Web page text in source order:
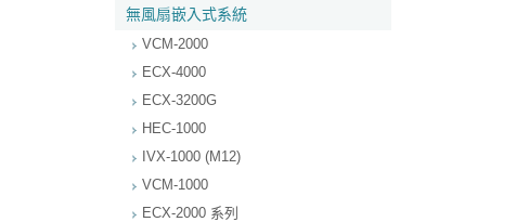
無風扇嵌入式系統
VCM-2000
ECX-4000
ECX-3200G
HEC-1000
IVX-1000 (M12)
VCM-1000
ECX-2000 系列